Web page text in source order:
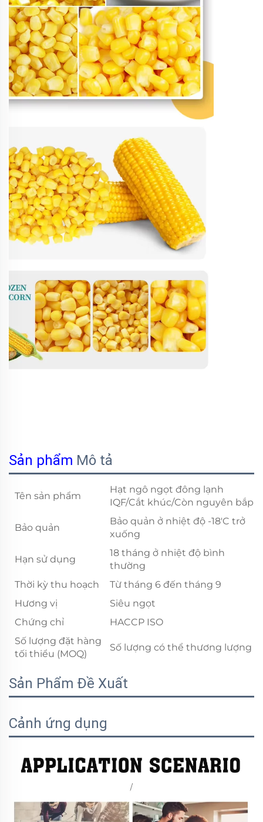
Sản phẩm Mô tả
Tên sản phẩm
Hạt ngô ngọt đông lạnh
IQF/Cắt khúc/Còn nguyên bắp
Bảo quản
Bảo quản ở nhiệt độ -18'C trở
xuống
Hạn sử dụng
18 tháng ở nhiệt độ bình
thường
Thời kỳ thu hoạch
Từ tháng 6 đến tháng 9
Hương vị
Siêu ngọt
Chứng chỉ
HACCP ISO
Số lượng đặt hàng
tối thiểu (MOQ)
Số lượng có thể thương lượng
Sản Phẩm Đề Xuất
Cảnh ứng dụng